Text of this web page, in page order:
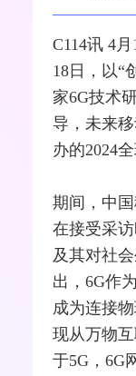
C114讯 4
18日，以“
家6G技术
导，未来
办的2024
期间， 中
在接受采
及其对社
出，6G作
成为连接
现从万物
于5G ，6G